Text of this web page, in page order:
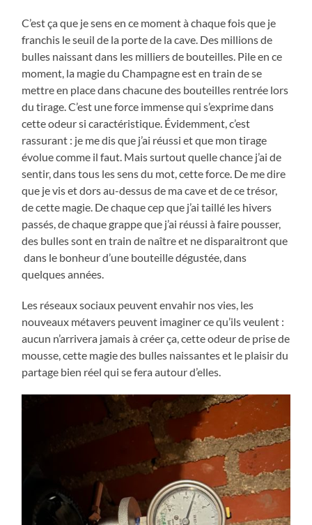
C’est ça que je sens en ce moment à chaque fois que je
franchis le seuil de la porte de la cave. Des millions de
bulles naissant dans les milliers de bouteilles. Pile en ce
moment, la magie du Champagne est en train de se
mettre en place dans chacune des bouteilles rentrée lors
du tirage. C’est une force immense qui s’exprime dans
cette odeur si caractéristique. Évidemment, c’est
rassurant : je me dis que j’ai réussi et que mon tirage
évolue comme il faut. Mais surtout quelle chance j’ai de
sentir, dans tous les sens du mot, cette force. De me dire
que je vis et dors au-dessus de ma cave et de ce trésor,
de cette magie. De chaque cep que j’ai taillé les hivers
passés, de chaque grappe que j’ai réussi à faire pousser,
des bulles sont en train de naître et ne disparaitront que
dans le bonheur d’une bouteille dégustée, dans
quelques années.
Les réseaux sociaux peuvent envahir nos vies, les
nouveaux métavers peuvent imaginer ce qu’ils veulent :
aucun n’arrivera jamais à créer ça, cette odeur de prise de
mousse, cette magie des bulles naissantes et le plaisir du
partage bien réel qui se fera autour d’elles.